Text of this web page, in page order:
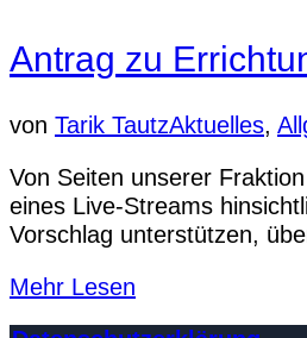
Antrag zu
von Tarik TautzAktuelles,
Von Seiten unserer
eines Live-Streams
Vorschlag unterstützen,
Mehr über
Lesen